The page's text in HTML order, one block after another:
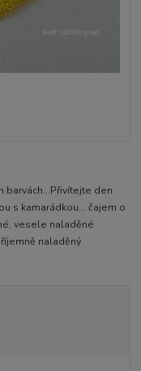
barvách...Přivítejte den
s kamarádkou... čajem o
vesele naladěné
naladěný